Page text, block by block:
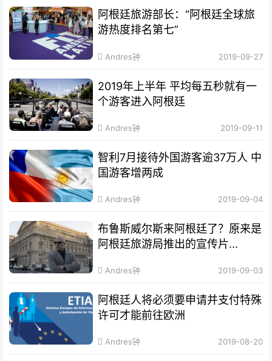
阿根廷旅游部长：“阿根廷全球旅
游热度排名第七”
Andres钟 2019-09-27
2019年上半年 平均每五秒就有一
个游客进入阿根廷
Andres钟 2019-09-11
智利7月接待外国游客逾37万人 中
国游客增两成
Andres钟 2019-09-04
布鲁斯威尔斯来阿根廷了？原来是
阿根廷旅游局推出的宣传片...
Andres钟 2019-09-03
阿根廷人将必须要申请并支付特殊
许可才能前往欧洲
Andres钟 2019-08-20